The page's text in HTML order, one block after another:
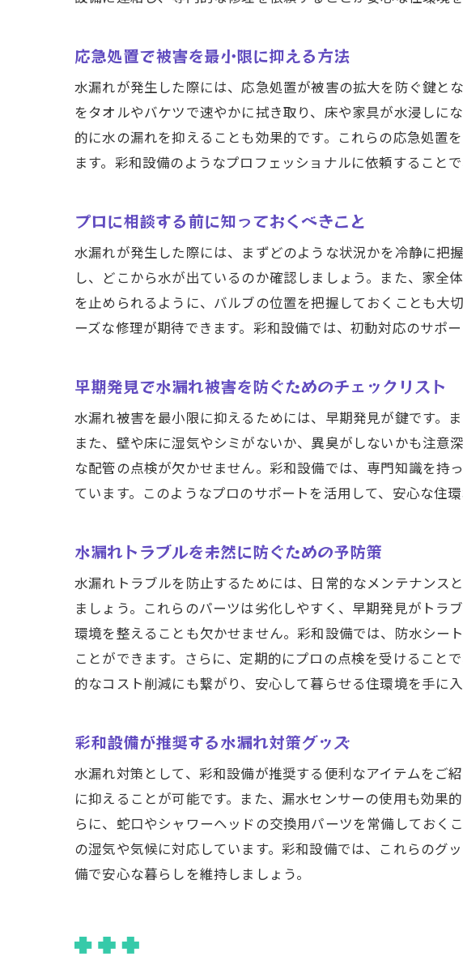
最新技術を駆使
専門的な機材を用
彩和設備が誇るト
修理後のフォロ
再発防止に向け
明確な料金体系で
お客様第一主義
24時間対応可能な
アフターサービ
住環境を守るために知
水漏れを見逃さ
水漏れの原因別修
DIYでできる簡単
水漏れがもたらす
修理後のメンテナ
仙台市での水漏れ修
実績豊富なプロ
コストパフォー
深夜でも駆けつ
地元での豊富な修
お客様から寄せら
水漏れは急な対応が
緊急時の対応体
迅速対応を可能に
彩和設備のスピー
応急処置で被害を最小限に抑える方法
水漏れが発生した際には、応急処置が被害の拡大を防ぐ鍵と
をタオルやバケツで速やかに拭き取り、床や家具が水浸しに
的に水の漏れを抑えることも効果的です。これらの応急処置
ます。彩和設備のようなプロフェッショナルに依頼すること
プロに相談する前に知っておくべきこと
水漏れが発生した際には、まずどのような状況かを冷静に把
し、どこから水が出ているのか確認しましょう。また、家
を止められるように、バルブの位置を把握しておくことも大
ーズな修理が期待できます。彩和設備では、初動対応のサポ
早期発見で水漏れ被害を防ぐためのチェックリスト
水漏れ被害を最小限に抑えるためには、早期発見が鍵です。
また、壁や床に湿気やシミがないか、異臭がしないかも注
な配管の点検が欠かせません。彩和設備では、専門知識を
ています。このようなプロのサポートを活用して、安心な住環
水漏れトラブルを未然に防ぐための予防策
水漏れトラブルを防止するためには、日常的なメンテナンス
ましょう。これらのパーツは劣化しやすく、早期発見がト
環境を整えることも欠かせません。彩和設備では、防水シー
ことができます。さらに、定期的にプロの点検を受けること
的なコスト削減にも繋がり、安心して暮らせる住環境を手に入
彩和設備が推奨する水漏れ対策グッズ
水漏れ対策として、彩和設備が推奨する便利なアイテムをご
に抑えることが可能です。また、漏水センサーの使用も効果
らに、蛇口やシャワーヘッドの交換用パーツを常備してお
の湿気や気候に対応しています。彩和設備では、これらのグ
備で安心な暮らしを維持しましょう。